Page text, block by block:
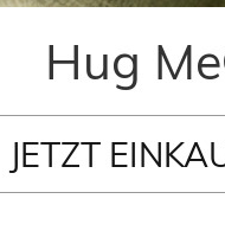
Hug
JETZT